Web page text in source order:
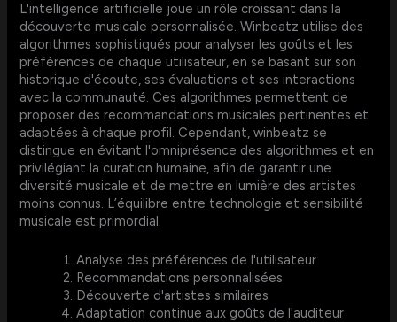
L'intelligence artificielle joue un rôle croissant dans la
découverte musicale personnalisée. Winbeatz utilise des
algorithmes sophistiqués pour analyser les goûts et les
préférences de chaque utilisateur, en se basant sur son
historique d'écoute, ses évaluations et ses interactions
avec la communauté. Ces algorithmes permettent de
proposer des recommandations musicales pertinentes et
adaptées à chaque profil. Cependant, winbeatz se
distingue en évitant l'omniprésence des algorithmes et en
privilégiant la curation humaine, afin de garantir une
diversité musicale et de mettre en lumière des artistes
moins connus. L’équilibre entre technologie et sensibilité
musicale est primordial.
Analyse des préférences de l'utilisateur
Recommandations personnalisées
Découverte d'artistes similaires
Adaptation continue aux goûts de l'auditeur